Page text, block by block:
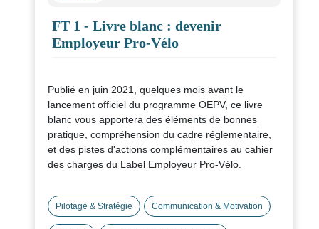
FT 1 - Livre blanc : devenir
Employeur Pro-Vélo
Publié en juin 2021, quelques mois avant le
lancement officiel du programme OEPV, ce livre
blanc vous apportera des éléments de bonnes
pratique, compréhension du cadre réglementaire,
et des pistes d'actions complémentaires au cahier
des charges du Label Employeur Pro-Vélo.
Pilotage & Stratégie Communication & Motivation